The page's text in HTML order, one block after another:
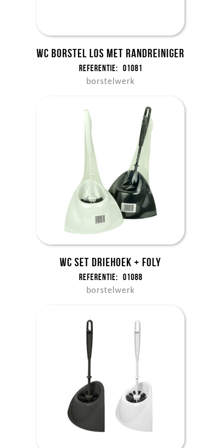
WC borstel los met randreiniger
Referentie: 01081
borstelwerk
WC set driehoek + foly
Referentie: 01088
borstelwerk